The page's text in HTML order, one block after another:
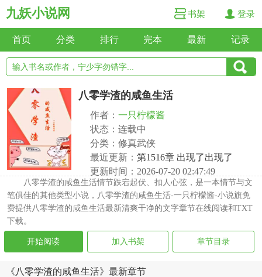
九妖小说网 书架 登录
首页 分类 排行 完本 最新 记录
八零学渣的咸鱼生活
作者： 一只柠檬酱
状态：连载中
分类：修真武侠
最近更新： 第1516章 出现了出现了
更新时间：2026-07-20 02:47:49
八零学渣的咸鱼生活情节跌宕起伏、扣人心弦，是一本情节与文
笔俱佳的其他类型小说，八零学渣的咸鱼生活-一只柠檬酱-小说旗免
费提供八零学渣的咸鱼生活最新清爽干净的文字章节在线阅读和TXT
下载。
开始阅读 加入书架 章节目录
《八零学渣的咸鱼生活》最新章节